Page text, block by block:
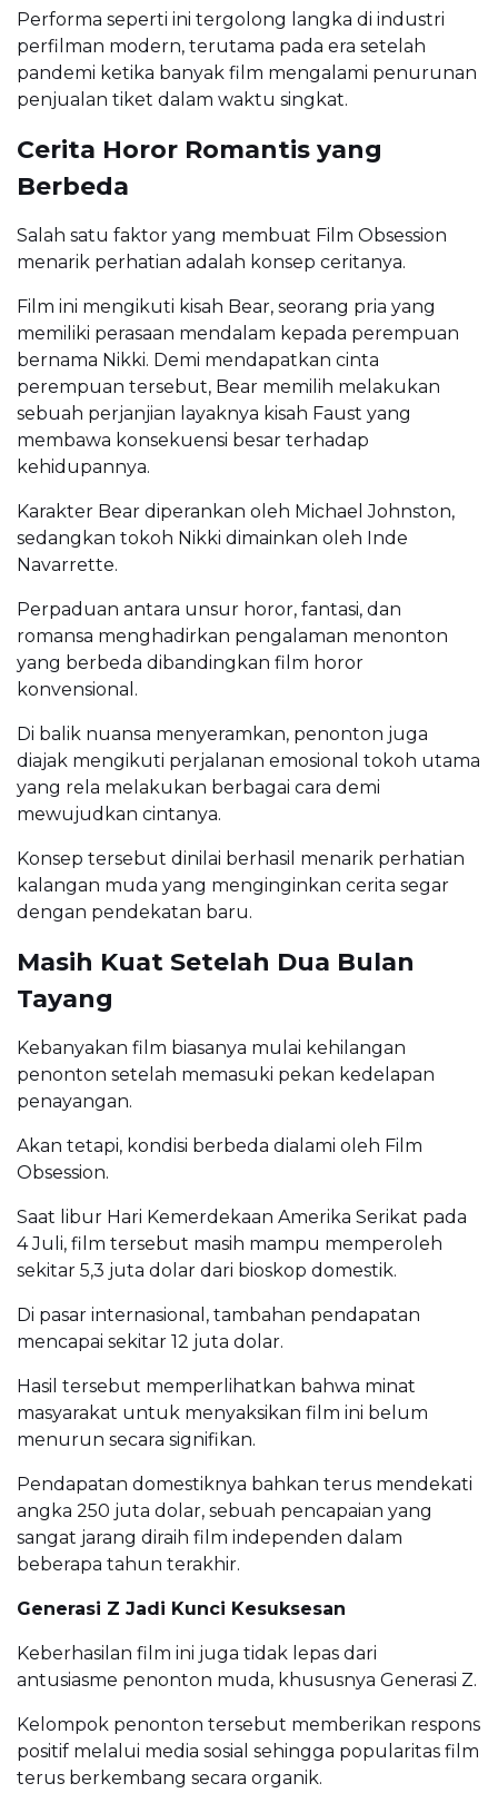
Performa seperti ini tergolong langka di industri
perfilman modern, terutama pada era setelah
pandemi ketika banyak film mengalami penurunan
penjualan tiket dalam waktu singkat.
Cerita Horor Romantis yang
Berbeda
Salah satu faktor yang membuat Film Obsession
menarik perhatian adalah konsep ceritanya.
Film ini mengikuti kisah Bear, seorang pria yang
memiliki perasaan mendalam kepada perempuan
bernama Nikki. Demi mendapatkan cinta
perempuan tersebut, Bear memilih melakukan
sebuah perjanjian layaknya kisah Faust yang
membawa konsekuensi besar terhadap
kehidupannya.
Karakter Bear diperankan oleh Michael Johnston,
sedangkan tokoh Nikki dimainkan oleh Inde
Navarrette.
Perpaduan antara unsur horor, fantasi, dan
romansa menghadirkan pengalaman menonton
yang berbeda dibandingkan film horor
konvensional.
Di balik nuansa menyeramkan, penonton juga
diajak mengikuti perjalanan emosional tokoh utama
yang rela melakukan berbagai cara demi
mewujudkan cintanya.
Konsep tersebut dinilai berhasil menarik perhatian
kalangan muda yang menginginkan cerita segar
dengan pendekatan baru.
Masih Kuat Setelah Dua Bulan
Tayang
Kebanyakan film biasanya mulai kehilangan
penonton setelah memasuki pekan kedelapan
penayangan.
Akan tetapi, kondisi berbeda dialami oleh Film
Obsession.
Saat libur Hari Kemerdekaan Amerika Serikat pada
4 Juli, film tersebut masih mampu memperoleh
sekitar 5,3 juta dolar dari bioskop domestik.
Di pasar internasional, tambahan pendapatan
mencapai sekitar 12 juta dolar.
Hasil tersebut memperlihatkan bahwa minat
masyarakat untuk menyaksikan film ini belum
menurun secara signifikan.
Pendapatan domestiknya bahkan terus mendekati
angka 250 juta dolar, sebuah pencapaian yang
sangat jarang diraih film independen dalam
beberapa tahun terakhir.
Generasi Z Jadi Kunci Kesuksesan
Keberhasilan film ini juga tidak lepas dari
antusiasme penonton muda, khususnya Generasi Z.
Kelompok penonton tersebut memberikan respons
positif melalui media sosial sehingga popularitas film
terus berkembang secara organik.